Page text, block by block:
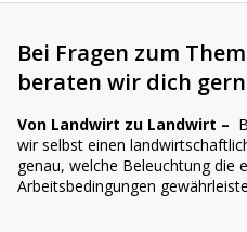
Bei Fragen zum
beraten wir dich
Von Landwirt zu Landwirt –
wir selbst einen
genau, welche Beleuchtung die
Arbeitsbedingungen